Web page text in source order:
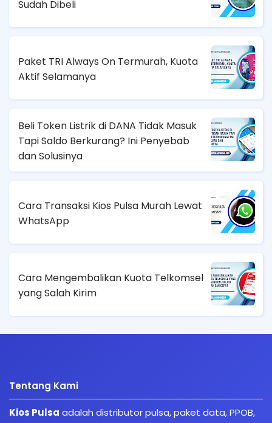
Sudah Dibeli
Paket TRI Always On Termurah, Kuota
Aktif Selamanya
Beli Token Listrik di DANA Tidak Masuk
Tapi Saldo Berkurang? Ini Penyebab
dan Solusinya
Cara Transaksi Kios Pulsa Murah Lewat
WhatsApp
Cara Mengembalikan Kuota Telkomsel
yang Salah Kirim
Tentang Kami
Kios Pulsa adalah distributor pulsa, paket data, PPOB,